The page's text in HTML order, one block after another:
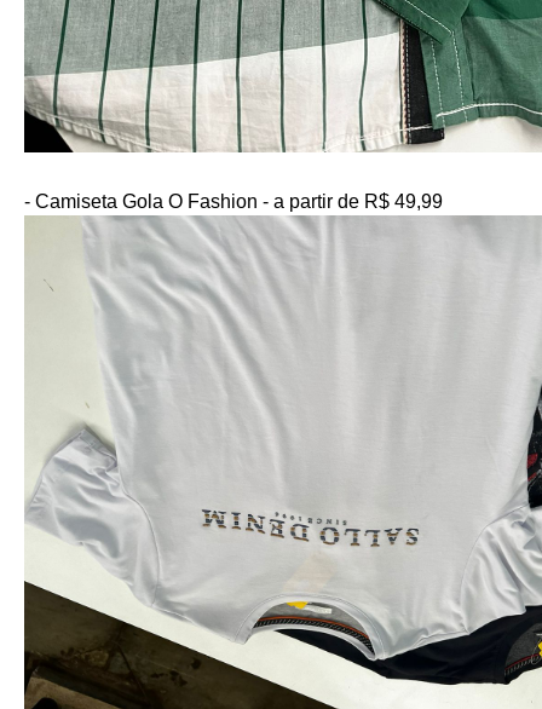
- Camiseta Gola O Fashion - a partir de R$ 49,99